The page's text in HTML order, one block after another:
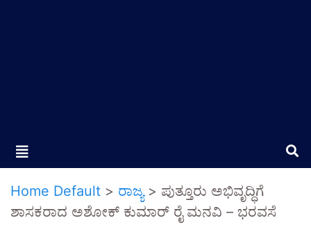
Home Default > ರಾಜ್ಯ> ಪುತ್ತೂರು ಅಭಿವೃದ್ಧಿಗೆ
ಶಾಸಕರಾದ ಅಶೋಕ್ ಕುಮಾರ್ ರೈ ಮನವಿ – ಭರವಸೆ